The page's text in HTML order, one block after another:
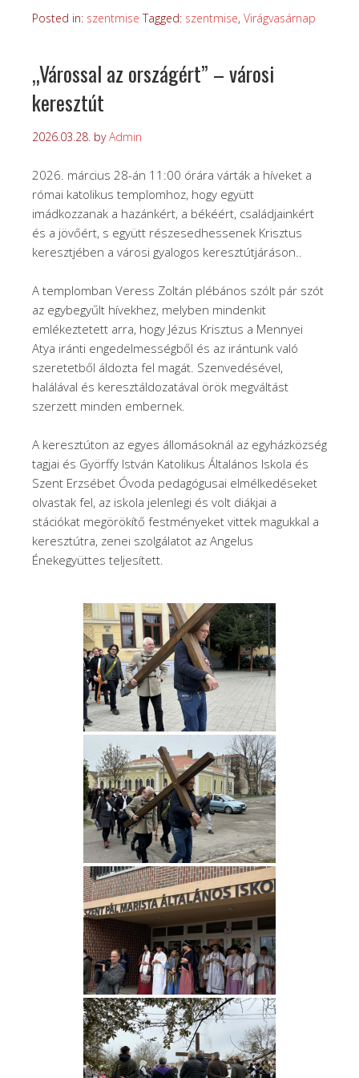
Posted in: szentmise Tagged: szentmise, Virágvasárnap
„Várossal az országért” – városi
keresztút
2026.03.28. byAdmin
2026. március 28-án 11:00 órára várták a híveket a
római katolikus templomhoz, hogy együtt
imádkozzanak a hazánkért, a békéért, családjainkért
és a jövőért, s együtt részesedhessenek Krisztus
keresztjében a városi gyalogos keresztútjáráson..
A templomban Veress Zoltán plébános szólt pár szót
az egybegyűlt hívekhez, melyben mindenkit
emlékeztetett arra, hogy Jézus Krisztus a Mennyei
Atya iránti engedelmességből és az irántunk való
szeretetből áldozta fel magát. Szenvedésével,
halálával és keresztáldozatával örök megváltást
szerzett minden embernek.
A keresztúton az egyes állomásoknál az egyházközség
tagjai és Györffy István Katolikus Általános Iskola és
Szent Erzsébet Óvoda pedagógusai elmélkedéseket
olvastak fel, az iskola jelenlegi és volt diákjai a
stációkat megörökítő festményeket vittek magukkal a
keresztútra, zenei szolgálatot az Angelus
Énekegyüttes teljesített.